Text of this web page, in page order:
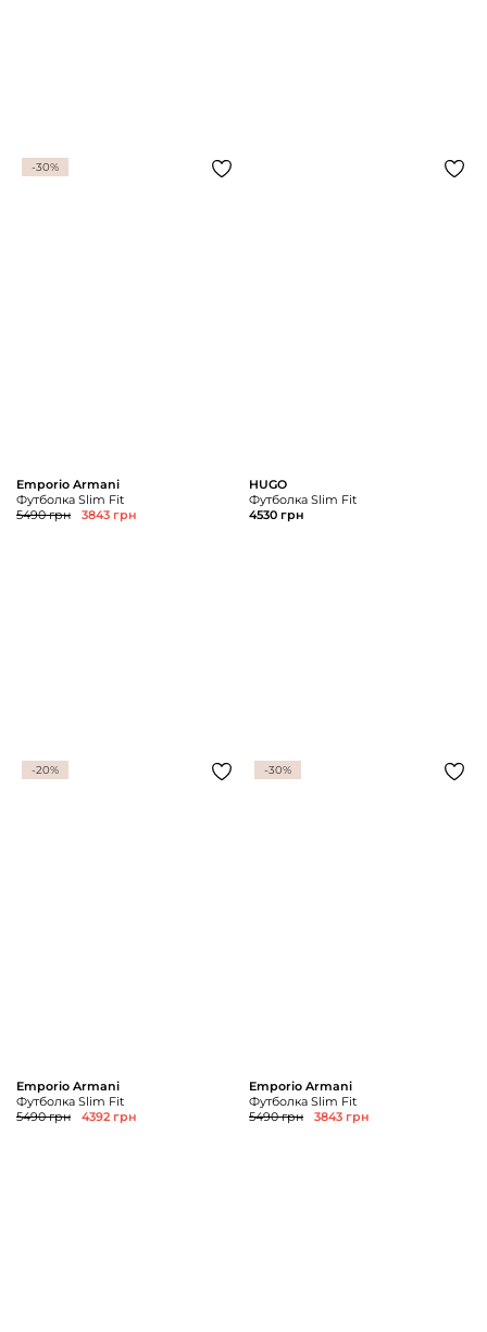
-30%
Emporio Armani
Футболка Slim Fit
5490 грн
3843 грн
HUGO
Футболка Slim Fit
4530 грн
-20%
Emporio Armani
Футболка Slim Fit
5490 грн
4392 грн
-30%
Emporio Armani
Футболка Slim Fit
5490 грн
3843 грн